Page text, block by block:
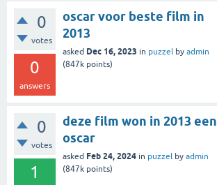
0
votes
0
answers
oscar voor beste film in
2013
asked Dec 16, 2023 in puzzel by admin
(847k points)
0
votes
1
deze film won in 2013 een
oscar
asked Feb 24, 2024 in puzzel by admin
(847k points)